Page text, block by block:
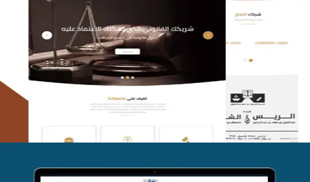
الريس والشعلان للمحاماة
التفاصيل